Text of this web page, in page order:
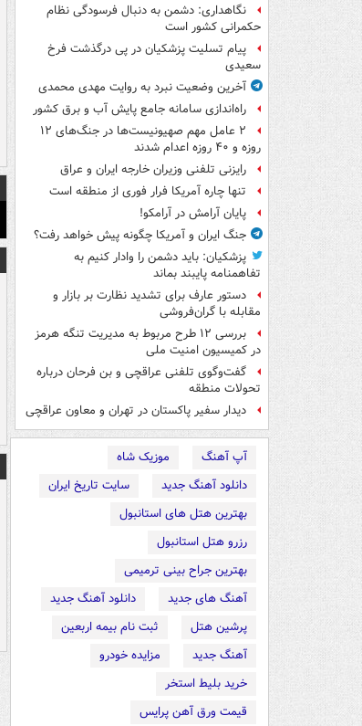
نگاهداری: دشمن به دنبال فرسودگی نظام
حکمرانی کشور است
پیام تسلیت پزشکیان در پی درگذشت فرخ
سعیدی
آخرین وضعیت نبرد به روایت مهدی محمدی
راه‌اندازی سامانه جامع پایش آب و برق کشور
۲ عامل مهم صهیونیست‌ها در جنگ‌های ۱۲
روزه و ۴۰ روزه اعدام شدند
رایزنی تلفنی وزیران خارجه ایران و عراق
تنها چاره آمریکا فرار فوری از منطقه است
پایان آرامش در آرامکو!
جنگ ایران و آمریکا چگونه پیش خواهد رفت؟
پزشکیان: باید دشمن را وادار کنیم به
تفاهم‎نامه پایبند بماند
دستور عارف برای تشدید نظارت بر بازار و
مقابله با گران‌فروشی
بررسی ۱۲ طرح مربوط به مدیریت تنگه هرمز
در کمیسیون امنیت ملی
گفت‌وگوی تلفنی عراقچی و بن فرحان درباره
تحولات منطقه
دیدار سفیر پاکستان در تهران و معاون عراقچی
آپ آهنگ
موزیک شاه
دانلود آهنگ جدید
سایت تاریخ ایران
بهترین هتل های استانبول
رزرو هتل استانبول
بهترین جراح بینی ترمیمی
آهنگ های جدید
دانلود آهنگ جدید
پرشین هتل
ثبت نام بیمه اربعین
آهنگ جدید
مزایده خودرو
خرید بلیط استخر
قیمت ورق آهن پرایس